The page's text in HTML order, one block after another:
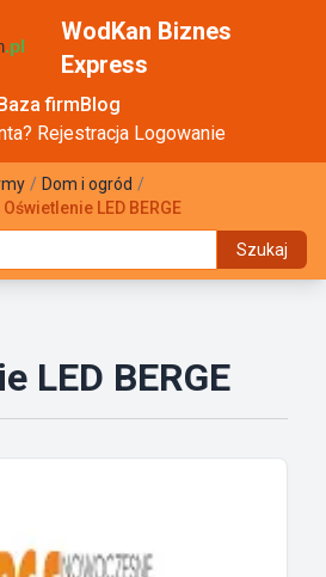
WodKan Biznes
Express
firmBlog
Rejestracja Logowanie
/ Dom i ogród /
Oświetlenie LED BERGE
Szukaj
LED BERGE